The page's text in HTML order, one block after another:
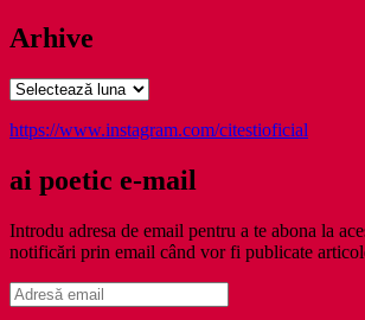
Arhive
Arhive
https://www.instagram.com/citestioficial
ai poetic e-mail
Introdu adresa de email pentru a te abona la
notificări prin email când vor fi publicate
Adresă
email